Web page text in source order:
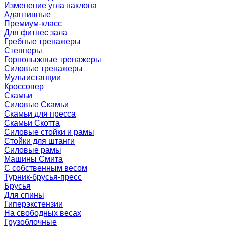
Изменение угла наклона
Адаптивные
Премиум-класс
Для фитнес зала
Гребные тренажеры
Степперы
Горнолыжные тренажеры
Силовые тренажеры
Мультистанции
Кроссовер
Скамьи
Силовые Скамьи
Скамьи для пресса
Скамьи Скотта
Силовые стойки и рамы
Стойки для штанги
Силовые рамы
Машины Смита
C собственным весом
Турник-брусья-пресс
Брусья
Для спины
Гиперэкстензии
На свободных весах
Грузоблочные